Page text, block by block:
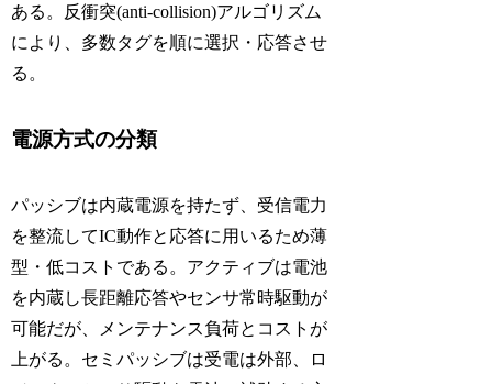
ある。反衝突(anti-collision)アルゴリズム
により、多数タグを順に選択・応答させ
る。
電源方式の分類
パッシブは内蔵電源を持たず、受信電力
を整流してIC動作と応答に用いるため薄
型・低コストである。アクティブは電池
を内蔵し長距離応答やセンサ常時駆動が
可能だが、メンテナンス負荷とコストが
上がる。セミパッシブは受電は外部、ロ